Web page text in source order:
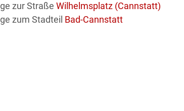
zur Straße Wilhelmsplatz (Cannstatt)
zum Stadteil Bad-Cannstatt